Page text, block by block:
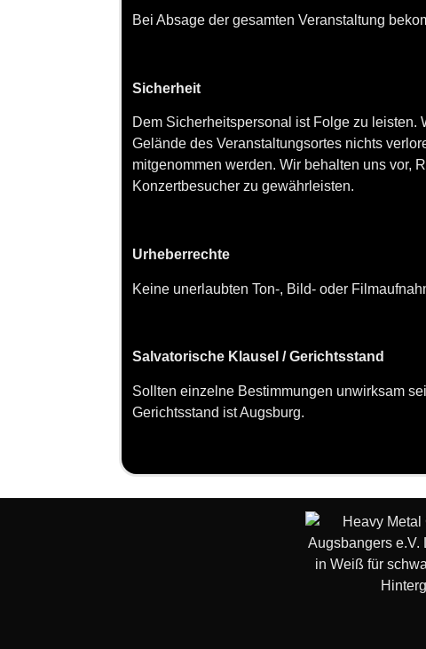
Bei Absage der gesamten Veranstaltung
Sicherheit
Dem Sicherheitspersonal ist Folge zu leisten.
Gelände des Veranstaltungsortes nichts
mitgenommen werden. Wir behalten uns vor,
Konzertbesucher zu gewährleisten.
Urheberrechte
Keine unerlaubten Ton-, Bild- oder
Salvatorische Klausel / Gerichtsstand
Sollten einzelne Bestimmungen unwirksam
Gerichtsstand ist Augsburg.